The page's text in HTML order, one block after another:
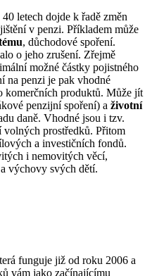
letech dojde k řadě změn
v penzi. Příkladem může
, důchodové spoření.
o jeho zrušení. Zřejmě
možné částky pojistného
na penzi je pak vhodné
komerčních produktů. Může jít
penzijní spoření) a životní
daně. Vhodné jsou i tzv.
volných prostředků. Přitom
a investičních fondů.
i nemovitých věcí,
výchovy svých dětí.
funguje již od roku 2006 a
vám jako začínajícímu